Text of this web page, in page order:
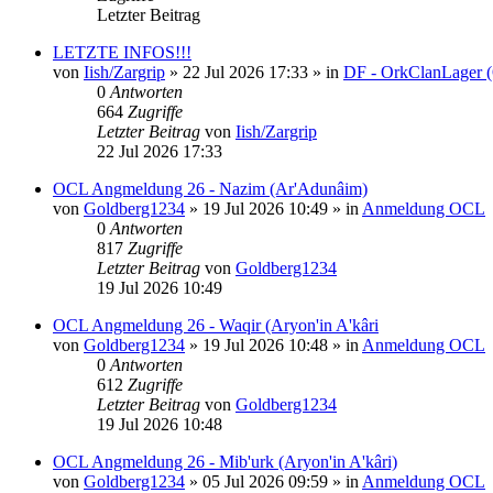
Letzter Beitrag
LETZTE INFOS!!!
von Iish/Zargrip » 22 Jul 2026 17:33 » in DF - OrkClanLager
0 Antworten
664 Zugriffe
Letzter Beitrag von Iish/Zargrip
22 Jul 2026 17:33
OCL Angmeldung 26 - Nazim (Ar'Adunâim)
von Goldberg1234 » 19 Jul 2026 10:49 » in Anmeldung OCL
0 Antworten
817 Zugriffe
Letzter Beitrag von Goldberg1234
19 Jul 2026 10:49
OCL Angmeldung 26 - Waqir (Aryon'in A'kâri
von Goldberg1234 » 19 Jul 2026 10:48 » in Anmeldung OCL
0 Antworten
612 Zugriffe
Letzter Beitrag von Goldberg1234
19 Jul 2026 10:48
OCL Angmeldung 26 - Mib'urk (Aryon'in A'kâri)
von Goldberg1234 » 05 Jul 2026 09:59 » in Anmeldung OCL